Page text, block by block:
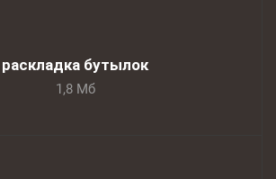
раскладка бутылок
1,8 Мб